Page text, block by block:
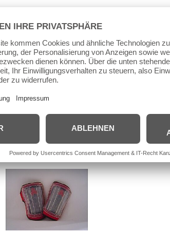
Beschreibung Zusätzliche Informationen
Earl Schienbeinschützer
Ähnliche Produkte